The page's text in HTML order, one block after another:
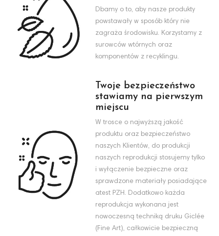
Dbamy o to, aby nasze produkty
powstawały w sposób który nie
zagraża środowisku. Korzystamy z
surowców wtórnych oraz
komponentów z recyklingu.
Twoje bezpieczeństwo
stawiamy na pierwszym
miejscu
W trosce o najwyższą jakość
produktu oraz bezpieczeństwo
naszych Klientów, do produkcji
naszych reprodukcji stosujemy tylko
i wyłączenie bezpieczne oraz
sprawdzone materiały posiadające
atest PZH. Dodatkowo każda
reprodukcja wykonana jest
nowoczesną techniką druku Giclée
(Fine Art), całkowicie bezpieczną